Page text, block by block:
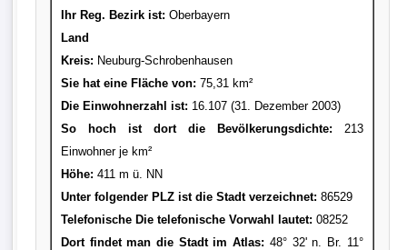
Ihr Reg. Bezirk ist: Oberbayern
Land
Kreis: Neuburg-Schrobenhausen
Sie hat eine Fläche von: 75,31 km²
Die Einwohnerzahl ist: 16.107 (31. Dezember 2003)
So hoch ist dort die Bevölkerungsdichte: 213
Einwohner je km²
Höhe: 411 m ü. NN
Unter folgender PLZ ist die Stadt verzeichnet: 86529
Telefonische Die telefonische Vorwahl lautet: 08252
Dort findet man die Stadt im Atlas: 48° 32' n. Br. 11°